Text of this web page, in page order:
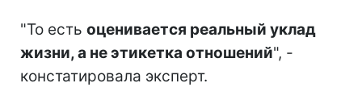
"То есть оценивается реальный уклад
жизни, а не этикетка отношений", -
констатировала эксперт.